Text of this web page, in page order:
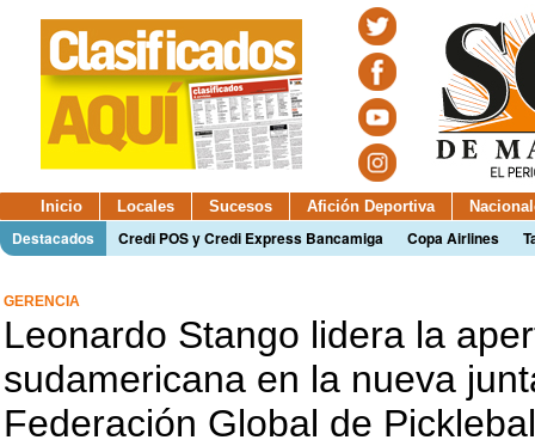
Inicio Locales Sucesos Afición Deportiva
Destacados Credi POS y Credi Express Bancamiga Copa Airlines
GERENCIA
Leonardo Stango lidera la
sudamericana en la nueva
Federación Global de